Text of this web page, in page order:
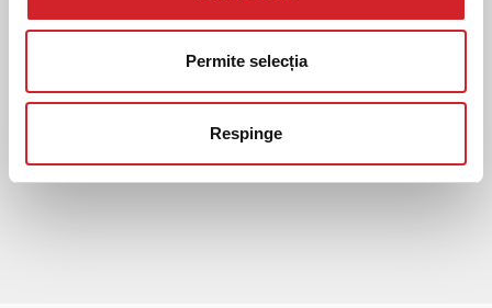
Permite selecția
Respinge
cerul de
primăvară cu
culori!
Următorul